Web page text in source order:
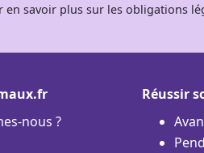
savoir plus sur les obligations
nous ?
Réussir